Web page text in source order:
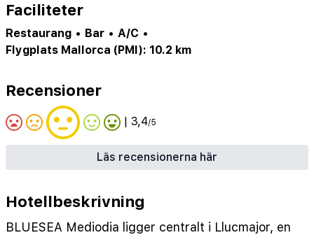
Faciliteter
Restaurang • Bar • A/C •
Flygplats Mallorca (PMI): 10.2 km
Recensioner
| 3,4/5
Läs recensionerna här
Hotellbeskrivning
BLUESEA Mediodia ligger centralt i Llucmajor, en